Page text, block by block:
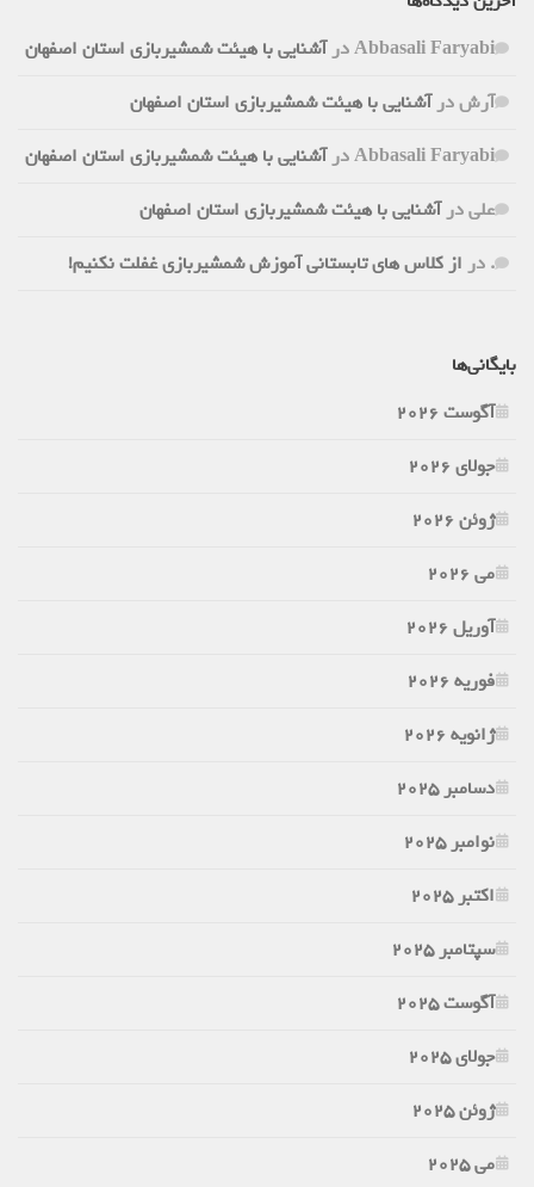
Abbasali Faryabiدرآشنایی با هیئت شمشیربازی استان اصفهان
آرشدرآشنایی با هیئت شمشیربازی استان اصفهان
Abbasali Faryabiدرآشنایی با هیئت شمشیربازی استان اصفهان
علیدرآشنایی با هیئت شمشیربازی استان اصفهان
.دراز کلاس های تابستانی آموزش شمشیربازی غفلت نکنیم!
بایگانی‌ها
آگوست 2026
جولای 2026
ژوئن 2026
می 2026
آوریل 2026
فوریه 2026
ژانویه 2026
دسامبر 2025
نوامبر 2025
اکتبر 2025
سپتامبر 2025
آگوست 2025
جولای 2025
ژوئن 2025
می 2025